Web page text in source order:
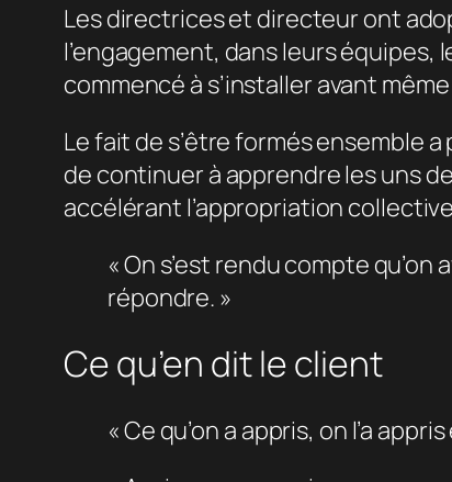
Les directrices et directeur ont
l’engagement, dans leurs
commencé à s’installer avant
Le fait de s’être formés ensemble
de continuer à apprendre les uns
accélérant l’appropriation
« On s’est rendu compte
répondre. »
Ce qu’en dit le client
« Ce qu’on a appris, on l’a